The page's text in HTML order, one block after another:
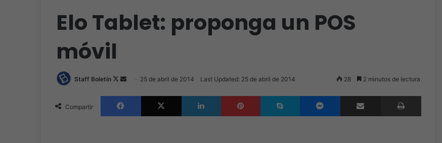
Elo Tablet: proponga un POS
móvil
Staff Boletín
Follow
X
Send 25 de abril de 2014 Last Updated: 25 de abril de 2014 28 2 minutos de lectura
Compartir
Facebook X LinkedIn Pinterest Skype Messenger Compartir por correo electrónico Imprimir